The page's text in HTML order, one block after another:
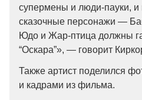
супермены и люди-пауки,
сказочные персонажи —
Юдо и Жар-птица должны
“Оскара”», — говорит
Также артист поделился
и кадрами из фильма.